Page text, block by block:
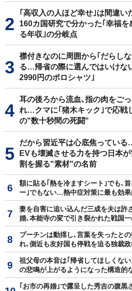
｢高収入の人ほど幸せ｣は間違
160カ国研究で分かった｢幸福を
る年収｣の分岐点
襟付きなのに周囲から｢だらし
る…帰省の際に選んではいけな
2990円のポロシャツ｣
耳の後ろから流血､指の肉をご
れ…クマに｢猪木キック｣で応戦
の"数十秒間の死闘"
だから習近平は心底焦っている
EVも壊滅させる力を持つ日本
割を握る"素材"の名前
額に貼る｢熱を冷ますシート｣でも､
ー｣でもない…熱中症対策に最も効
妻を自害に追い込んだ三成を夫は
婚､本能寺の変で引き裂かれた戦国
プーチンは動揺し､言葉を失ったと
れ､側近も友好国も停戦を迫る独裁
祖父母の本音は｢帰省してほしくな
の悲鳴が上がるようになった構造的
｢お市の再婚｣で露呈した秀吉の腹